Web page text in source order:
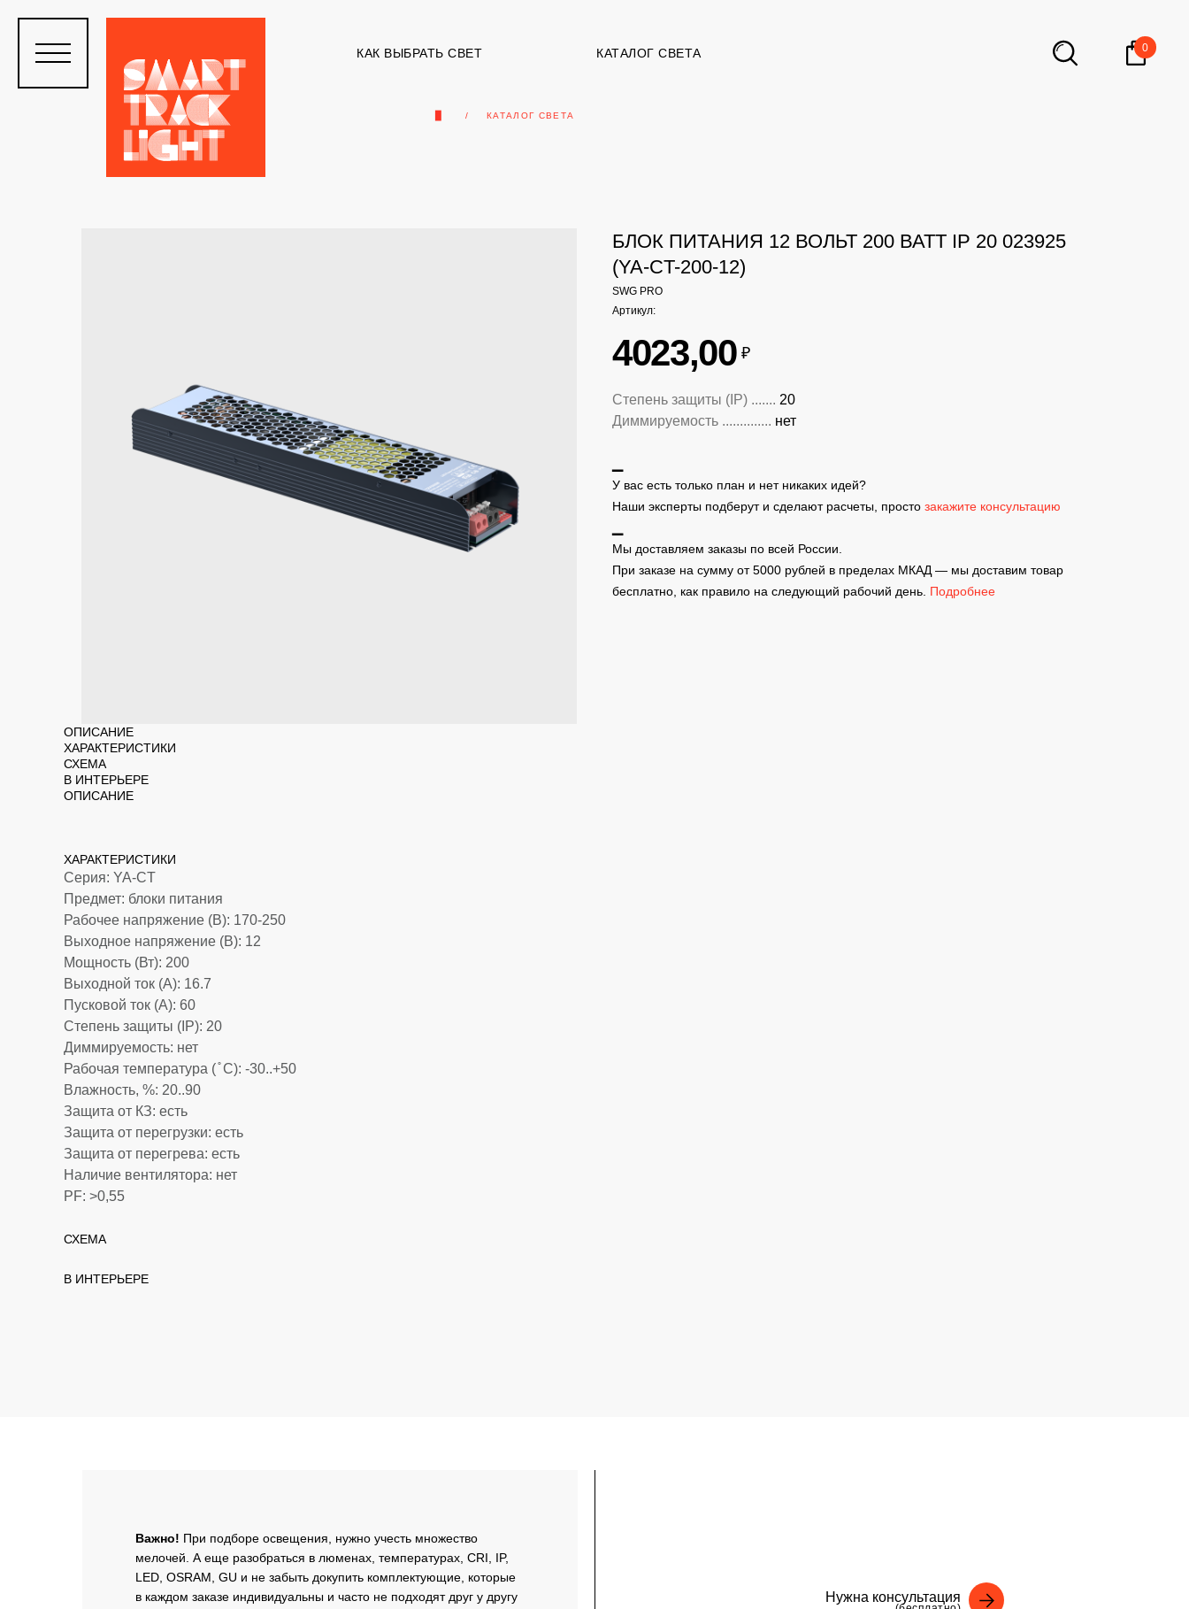
КАК ВЫБРАТЬ СВЕТ КАТАЛОГ СВЕТА 0
КАТАЛОГ СВЕТА
БЛОК ПИТАНИЯ 12 ВОЛЬТ 200 ВАТТ IP 20 023925
(YA-CT-200-12)
SWG PRO
Артикул:
4023,00 ₽
Степень защиты (IP) ....... 20
Диммируемость .............. нет
У вас есть только план и нет никаких идей?
Наши эксперты подберут и сделают расчеты, просто закажите консультацию
Мы доставляем заказы по всей России.
При заказе на сумму от 5000 рублей в пределах МКАД — мы доставим товар
бесплатно, как правило на следующий рабочий день. Подробнее
ОПИСАНИЕ
ХАРАКТЕРИСТИКИ
СХЕМА
В ИНТЕРЬЕРЕ
ОПИСАНИЕ
ХАРАКТЕРИСТИКИ
Серия: YA-CT
Предмет: блоки питания
Рабочее напряжение (В): 170-250
Выходное напряжение (В): 12
Мощность (Вт): 200
Выходной ток (А): 16.7
Пусковой ток (А): 60
Степень защиты (IP): 20
Диммируемость: нет
Рабочая температура ( ̊ С): -30..+50
Влажность, %: 20..90
Защита от КЗ: есть
Защита от перегрузки: есть
Защита от перегрева: есть
Наличие вентилятора: нет
PF: >0,55
СХЕМА
В ИНТЕРЬЕРЕ
Нужна консультация
Важно! При подборе освещения, нужно учесть множество
мелочей. А еще разобраться в люменах, температурах, CRI, IP,
LED, OSRAM, GU и не забыть докупить комплектующие, которые
в каждом заказе индивидуальны и часто не подходят друг у другу